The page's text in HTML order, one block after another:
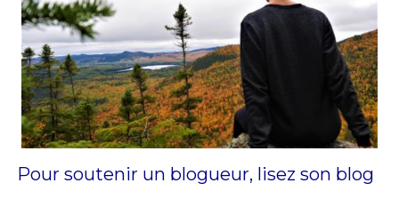
Pour soutenir un blogueur, lisez son blog